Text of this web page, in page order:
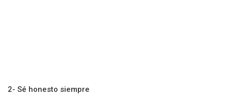
2- Sé honesto siempre